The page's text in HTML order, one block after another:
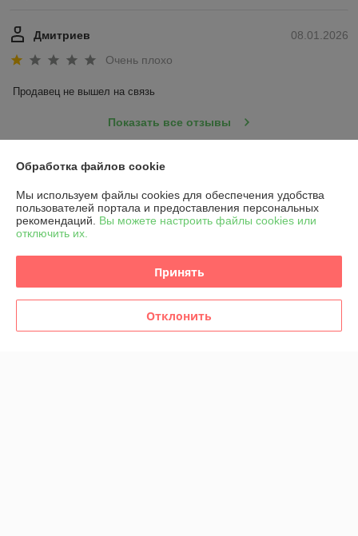
08.01.2026
Дмитриев
Очень плохо
Продавец не вышел на связь
Показать все отзывы
О нас
Контакты
График работы
Обработка файлов cookie
Мы используем файлы cookies для обеспечения удобства
пользователей портала и предоставления персональных
рекомендаций. Вы можете настроить файлы cookies или
отключить их.
Принять
Отклонить